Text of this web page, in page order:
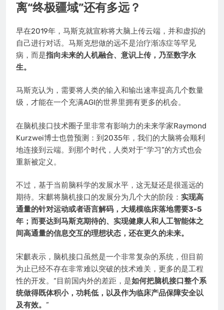
离“终极疆域”还有多远？
早在2019年，马斯克就宣称将大脑上传云端，并和虚拟的
自己进行对话。马斯克想做的远不是治疗渐冻症等罕见
病，而是指向未来的人机融合、意识上传，乃至数字永
生。
马斯克认为，需要将人类的输入和输出速率提高几个数量
级，才能在一个充满AGI的世界里拥有更多的机会。
在脑机接口技术圈子里非常有影响力的未来学家Raymond
Kurzwei博士也曾预测：到2035年，我们的大脑将会顺利
地连接到云端。到那个时代，人类对于“学习”的方式也会
重新被定义。
不过，基于当前脑科学的发展水平，这无疑还是很遥远的
期待。宋麒将脑机接口的发展分为几个大的阶段： 实现高
通量的针对运动或者语言解码，大规模临床落地需要3-5
年；而要达到马斯克期待的、实现健康人和人工智能体之
间高通量的信息交互的理想状态，还在更久的未来。
宋麒表示，脑机接口虽然是一个非常复杂的系统，但目前
为止已经不存在非常难以突破的技术难关，更多的是工程
性的开发。“目前国内外的差距，是如何把脑机接口整个系
统做得既体积小，功耗低，以及作为临床产品保障安全以
及有效。 ”